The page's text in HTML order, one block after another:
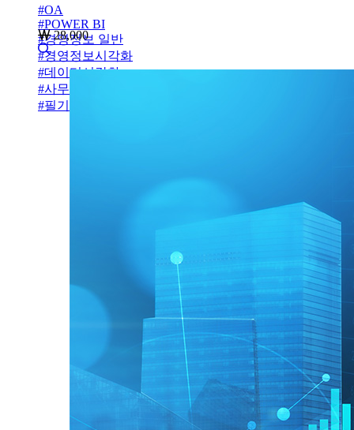
#OA
#POWER BI
#경영정보 일반
#경영정보시각화
#데이터시각화
#사무자동화
#필기
28,000